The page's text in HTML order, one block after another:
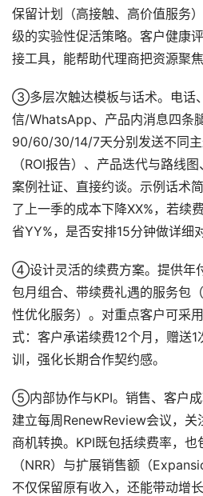
保留计划（高接触、高价值服务
级的实验性促活策略。客户健康
接工具，能帮助代理商把资源聚
③多层次触达模板与话术。电话
信/WhatsApp、产品内消息四条
90/60/30/14/7天分别发送不同
（ROI报告）、产品迭代与路线
案例社证、直接约谈。示例话术
了上一季的成本下降XX%，若续
省YY%，是否安排15分钟做详细
④设计灵活的续费方案。提供年
包月组合、带续费礼遇的服务包
性优化服务）。对重点客户可采
式：客户承诺续费12个月，赠送
训，强化长期合作契约感。
⑤内部协作与KPI。销售、客户成
建立每周RenewReview会议，关
商机转换。KPI既包括续费率，也
（NRR）与扩展销售额（
不仅保留原有收入，还能带动增长